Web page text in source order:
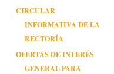
CIRCULAR
INFORMATIVA DE LA
RECTORÍA
OFERTAS DE INTERÉS
GENERAL PARA